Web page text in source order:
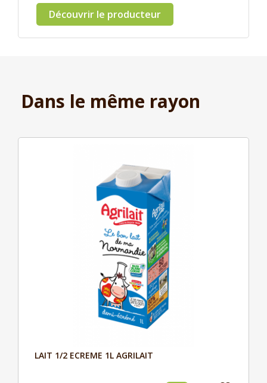
Découvrir le producteur
Dans le même rayon
Aperçu
LAIT 1/2 ECREME 1L AGRILAIT